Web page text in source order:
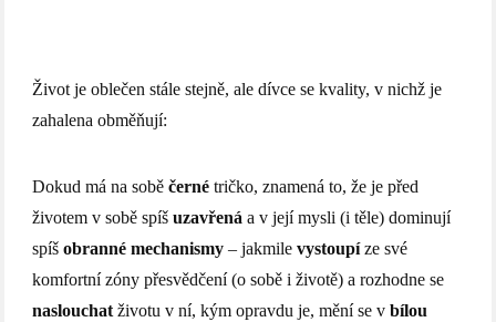
Život je oblečen stále stejně, ale dívce se kvality, v nichž je
zahalena obměňují:
Dokud má na soběčerné tričko, znamená to, že je před
životem v sobě spíšuzavřená a v její mysli (i těle) dominují
spíšobranné mechanismy– jakmilevystoupíze své
komfortní zóny přesvědčení (o sobě i životě) a rozhodne se
naslouchatživotu v ní, kým opravdu je, mění se vbílou